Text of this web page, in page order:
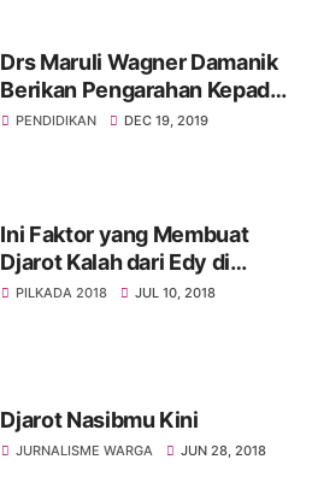
Drs Maruli Wagner Damanik
Berikan Pengarahan Kepada
Peserta Bilbel Gratis Ganesa
PENDIDIKAN DEC 19, 2019
Ini Faktor yang Membuat
Djarot Kalah dari Edy di
Pilgub Sumut 2018
PILKADA 2018 JUL 10, 2018
Djarot Nasibmu Kini
JURNALISME WARGA JUN 28, 2018